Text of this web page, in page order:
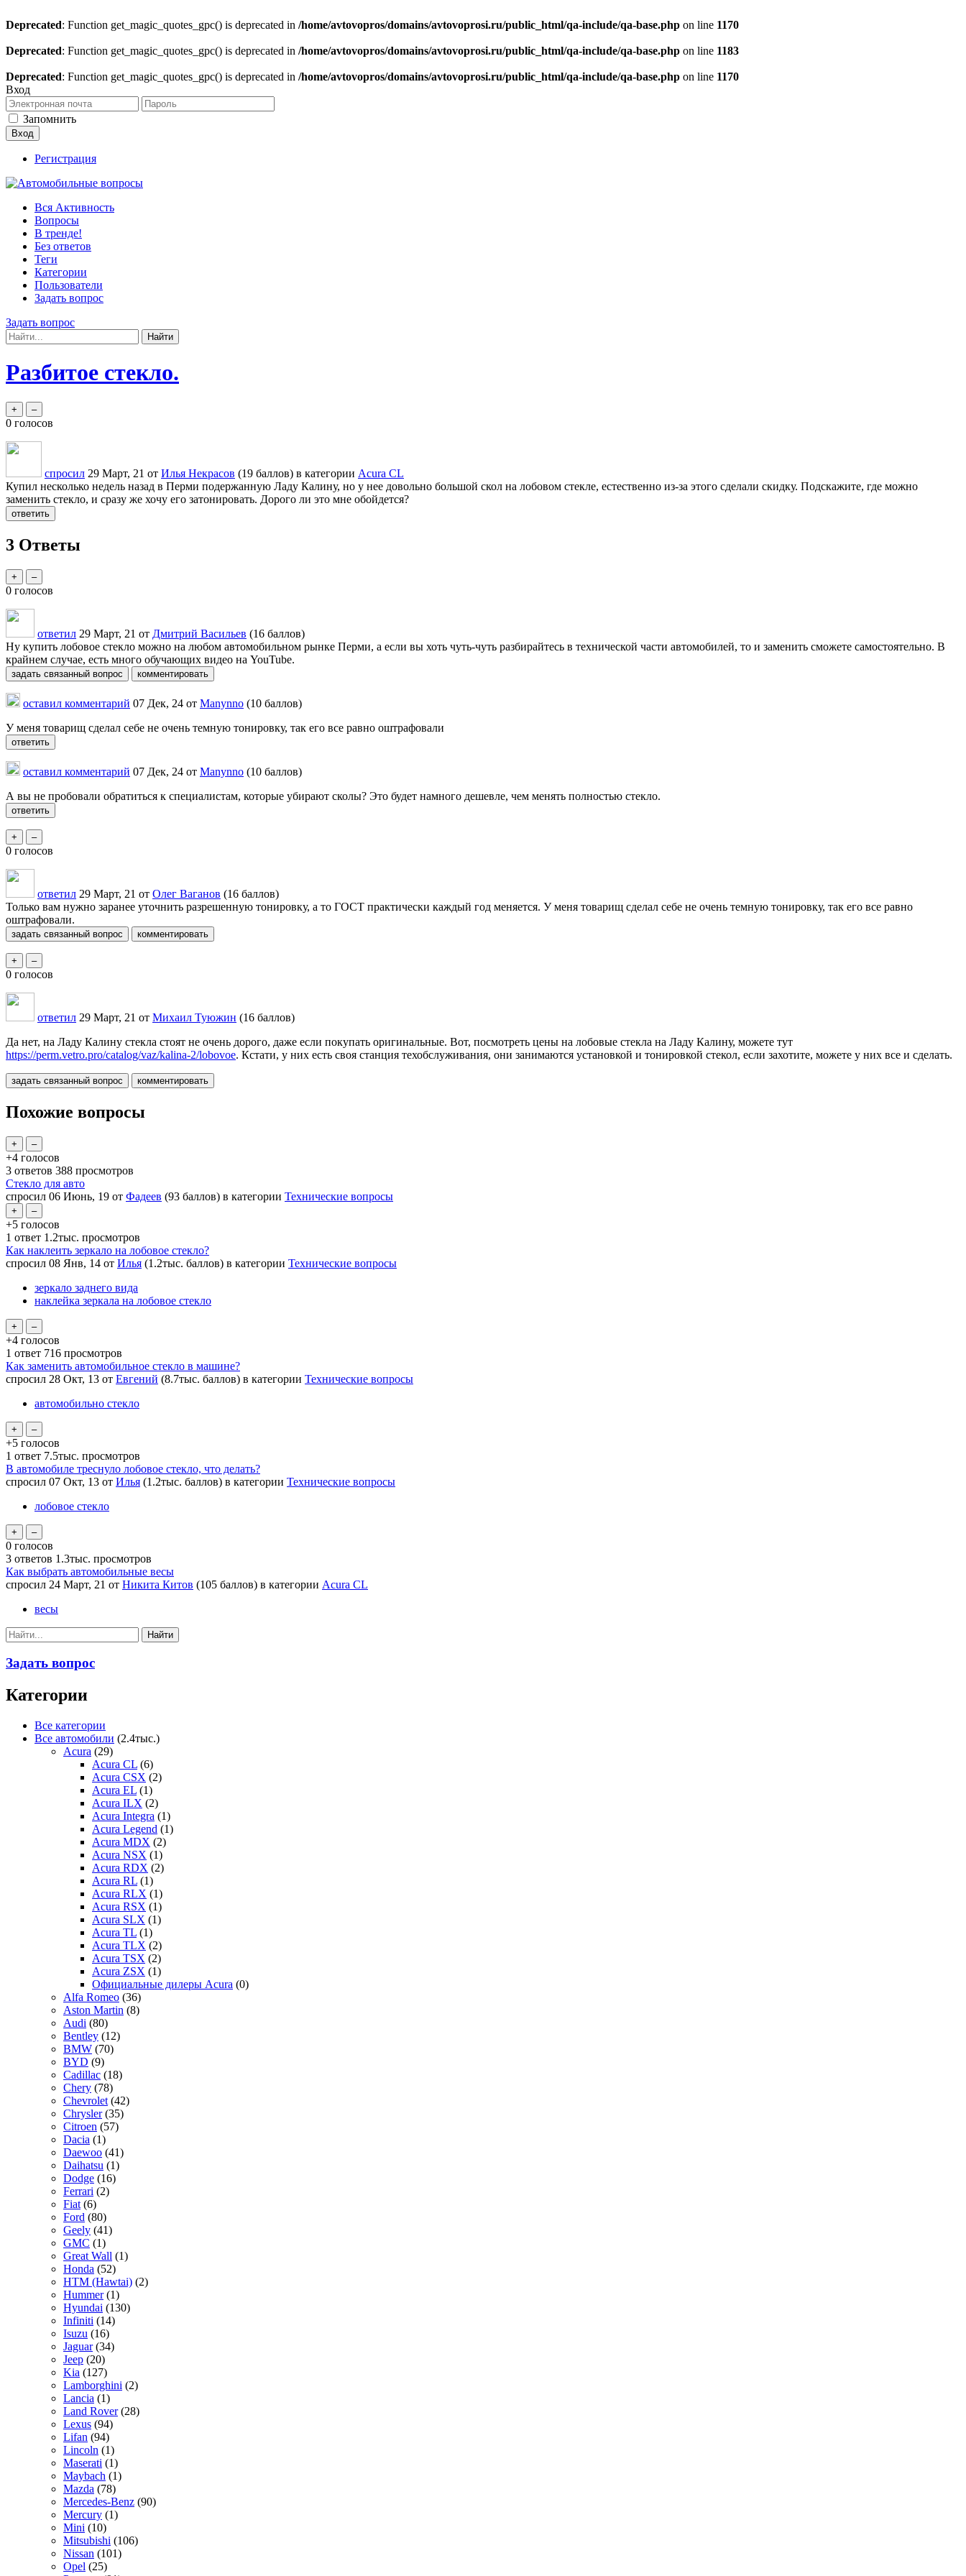
Deprecated: Function get_magic_quotes_gpc() is deprecated in /home/avtovopros/domains/avtovoprosi.ru/public_html/qa-include/qa-base.php on line 1170
Deprecated: Function get_magic_quotes_gpc() is deprecated in /home/avtovopros/domains/avtovoprosi.ru/public_html/qa-include/qa-base.php on line 1183
Deprecated: Function get_magic_quotes_gpc() is deprecated in /home/avtovopros/domains/avtovoprosi.ru/public_html/qa-include/qa-base.php on line 1170
Вход
Запомнить
Регистрация
Вся Активность
Вопросы
В тренде!
Без ответов
Теги
Категории
Пользователи
Задать вопрос
Задать вопрос
Разбитое стекло.
0 голосов
спросил 29 Март, 21 от Илья Некрасов (19 баллов) в категории Acura CL
Купил несколько недель назад в Перми подержанную Ладу Калину, но у нее довольно большой скол на лобовом стекле, естественно из-за этого сделали скидку. Подскажите, где можно
заменить стекло, и сразу же хочу его затонировать. Дорого ли это мне обойдется?
3 Ответы
0 голосов
ответил 29 Март, 21 от Дмитрий Васильев (16 баллов)
Ну купить лобовое стекло можно на любом автомобильном рынке Перми, а если вы хоть чуть-чуть разбирайтесь в технической части автомобилей, то и заменить сможете самостоятельно. В
крайнем случае, есть много обучающих видео на YouTube.
оставил комментарий 07 Дек, 24 от Manynno (10 баллов)
У меня товарищ сделал себе не очень темную тонировку, так его все равно оштрафовали
оставил комментарий 07 Дек, 24 от Manynno (10 баллов)
А вы не пробовали обратиться к специалистам, которые убирают сколы? Это будет намного дешевле, чем менять полностью стекло.
0 голосов
ответил 29 Март, 21 от Олег Ваганов (16 баллов)
Только вам нужно заранее уточнить разрешенную тонировку, а то ГОСТ практически каждый год меняется. У меня товарищ сделал себе не очень темную тонировку, так его все равно
оштрафовали.
0 голосов
ответил 29 Март, 21 от Михаил Туюжин (16 баллов)
Да нет, на Ладу Калину стекла стоят не очень дорого, даже если покупать оригинальные. Вот, посмотреть цены на лобовые стекла на Ладу Калину, можете тут
https://perm.vetro.pro/catalog/vaz/kalina-2/lobovoe. Кстати, у них есть своя станция техобслуживания, они занимаются установкой и тонировкой стекол, если захотите, можете у них все и сделать.
Похожие вопросы
+4 голосов
3 ответов 388 просмотров
Стекло для авто
спросил 06 Июнь, 19 от Фадеев (93 баллов) в категории Технические вопросы
+5 голосов
1 ответ 1.2тыс. просмотров
Как наклеить зеркало на лобовое стекло?
спросил 08 Янв, 14 от Илья (1.2тыс. баллов) в категории Технические вопросы
зеркало заднего вида
наклейка зеркала на лобовое стекло
+4 голосов
1 ответ 716 просмотров
Как заменить автомобильное стекло в машине?
спросил 28 Окт, 13 от Евгений (8.7тыс. баллов) в категории Технические вопросы
автомобильно стекло
+5 голосов
1 ответ 7.5тыс. просмотров
В автомобиле треснуло лобовое стекло, что делать?
спросил 07 Окт, 13 от Илья (1.2тыс. баллов) в категории Технические вопросы
лобовое стекло
0 голосов
3 ответов 1.3тыс. просмотров
Как выбрать автомобильные весы
спросил 24 Март, 21 от Никита Китов (105 баллов) в категории Acura CL
весы
Задать вопрос
Категории
Все категории
Все автомобили (2.4тыс.)
Acura (29)
Acura CL (6)
Acura CSX (2)
Acura EL (1)
Acura ILX (2)
Acura Integra (1)
Acura Legend (1)
Acura MDX (2)
Acura NSX (1)
Acura RDX (2)
Acura RL (1)
Acura RLX (1)
Acura RSX (1)
Acura SLX (1)
Acura TL (1)
Acura TLX (2)
Acura TSX (2)
Acura ZSX (1)
Официальные дилеры Acura (0)
Alfa Romeo (36)
Aston Martin (8)
Audi (80)
Bentley (12)
BMW (70)
BYD (9)
Cadillac (18)
Chery (78)
Chevrolet (42)
Chrysler (35)
Citroen (57)
Dacia (1)
Daewoo (41)
Daihatsu (1)
Dodge (16)
Ferrari (2)
Fiat (6)
Ford (80)
Geely (41)
GMC (1)
Great Wall (1)
Honda (52)
HTM (Hawtai) (2)
Hummer (1)
Hyundai (130)
Infiniti (14)
Isuzu (16)
Jaguar (34)
Jeep (20)
Kia (127)
Lamborghini (2)
Lancia (1)
Land Rover (28)
Lexus (94)
Lifan (94)
Lincoln (1)
Maserati (1)
Maybach (1)
Mazda (78)
Mercedes-Benz (90)
Mercury (1)
Mini (10)
Mitsubishi (106)
Nissan (101)
Opel (25)